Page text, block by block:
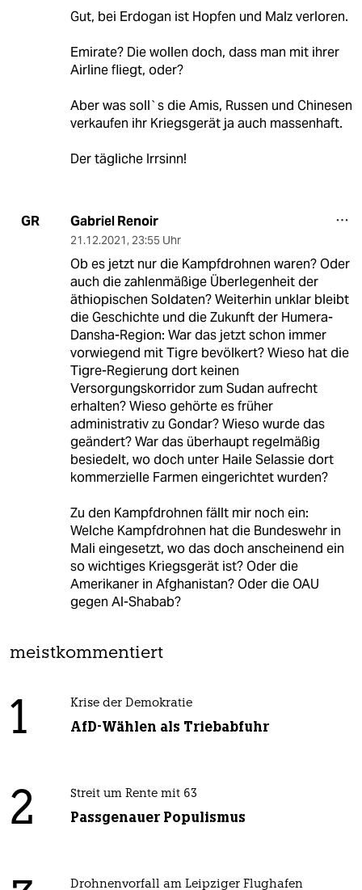
Gut, bei Erdogan ist Hopfen und Malz verloren.
Emirate? Die wollen doch, dass man mit ihrer
Airline fliegt, oder?
Aber was soll`s die Amis, Russen und Chinesen
verkaufen ihr Kriegsgerät ja auch massenhaft.
Der tägliche Irrsinn!
GR Gabriel Renoir
21.12.2021, 23:55 Uhr
Ob es jetzt nur die Kampfdrohnen waren? Oder
auch die zahlenmäßige Überlegenheit der
äthiopischen Soldaten? Weiterhin unklar bleibt
die Geschichte und die Zukunft der Humera-
Dansha-Region: War das jetzt schon immer
vorwiegend mit Tigre bevölkert? Wieso hat die
Tigre-Regierung dort keinen
Versorgungskorridor zum Sudan aufrecht
erhalten? Wieso gehörte es früher
administrativ zu Gondar? Wieso wurde das
geändert? War das überhaupt regelmäßig
besiedelt, wo doch unter Haile Selassie dort
kommerzielle Farmen eingerichtet wurden?
Zu den Kampfdrohnen fällt mir noch ein:
Welche Kampfdrohnen hat die Bundeswehr in
Mali eingesetzt, wo das doch anscheinend ein
so wichtiges Kriegsgerät ist? Oder die
Amerikaner in Afghanistan? Oder die OAU
gegen Al-Shabab?
meistkommentiert
1 Krise der Demokratie
AfD-Wählen als Triebabfuhr
2 Streit um Rente mit 63
Passgenauer Populismus
Drohnenvorfall am Leipziger Flughafen